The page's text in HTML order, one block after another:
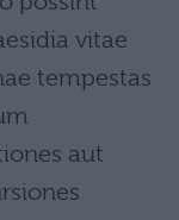
vitae
tempestas
aut